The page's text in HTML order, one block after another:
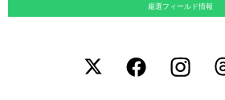
厳選フィールド情報